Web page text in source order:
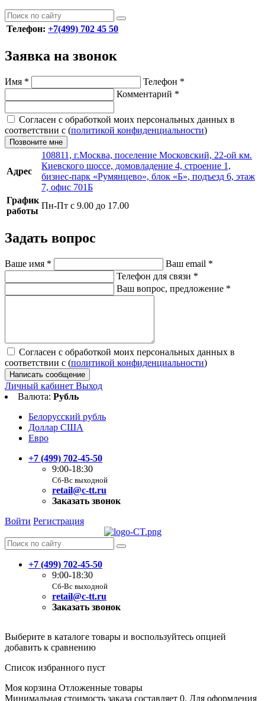
Телефон: +7(499) 702 45 50
Заявка на звонок
Имя * Телефон *
Комментарий *
Согласен с обработкой моих персональных данных в
соответствии с (политикой конфиденциальности)
Позвоните мне
Адрес
108811, г.Москва, поселение Московский, 22-ой км.
Киевского шоссе, домовладение 4, строение 1,
бизнес-парк «Румянцево», блок «Б», подъезд 6, этаж
7, офис 701Б
График
работы
Пн-Пт с 9.00 до 17.00
Задать вопрос
Ваше имя * Ваш email *
Телефон для связи *
Ваш вопрос, предложение *
Согласен с обработкой моих персональных данных в
соответствии с (политикой конфиденциальности)
Написать сообщение
Личный кабинет Выход
Валюта: Рубль
Белорусский рубль
Доллар США
Евро
+7 (499) 702-45-50
9:00-18:30
Сб-Вс выходной
retail@c-tt.ru
Заказать звонок
Войти Регистрация
+7 (499) 702-45-50
9:00-18:30
Сб-Вс выходной
retail@c-tt.ru
Заказать звонок
Выберите в каталоге товары и воспользуйтесь опцией
добавить к сравнению
Список избранного пуст
Моя корзина Отложенные товары
Минимальная стоимость заказа составляет 0. Для оформления